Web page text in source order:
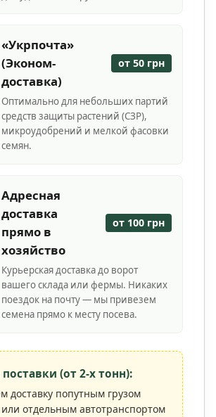
«Укрпочта»
(Эконом-
доставка)
от 50 грн
Оптимально для небольших партий
средств защиты растений (СЗР),
микроудобрений и мелкой фасовки
семян.
Адресная
доставка
прямо в
хозяйство
от 100 грн
Курьерская доставка до ворот
вашего склада или фермы. Никаких
поездок на почту — мы привезем
семена прямо к месту посева.
(от 2-х тонн):
доставку попутным грузом
или отдельным автотранспортом